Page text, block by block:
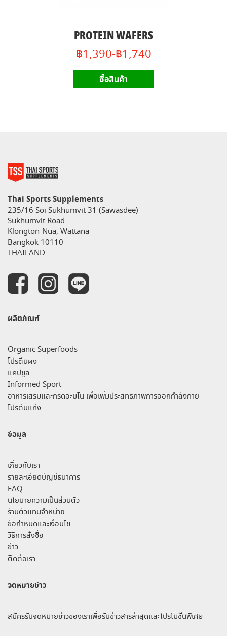
PROTEIN WAFERS
฿1,390-฿1,740
ซื้อสินค้า
Thai Sports Supplements
235/16 Soi Sukhumvit 31 (Sawasdee)
Sukhumvit Road
Klongton-Nua, Wattana
Bangkok 10110
THAILAND
ผลิตภัณฑ์
Organic Superfoods
โปรตีนผง
แคปซูล
Informed Sport
อาหารเสริมและกรดอะมิโน เพื่อเพิ่มประสิทธิภาพการออกกำลังกาย
โปรตีนแท่ง
ข้อมูล
เกี่ยวกับเรา
รายละเอียดบัญชีธนาคาร
FAQ
นโยบายความเป็นส่วนตัว
ร้านตัวแทนจำหน่าย
ข้อกำหนดและเงื่อนไข
วิธีการสั่งซื้อ
ข่าว
ติดต่อเรา
จดหมายข่าว
สมัครรับจดหมายข่าวของเราเพื่อรับข่าวสารล่าสุดและโปรโมชั่นพิเศษ